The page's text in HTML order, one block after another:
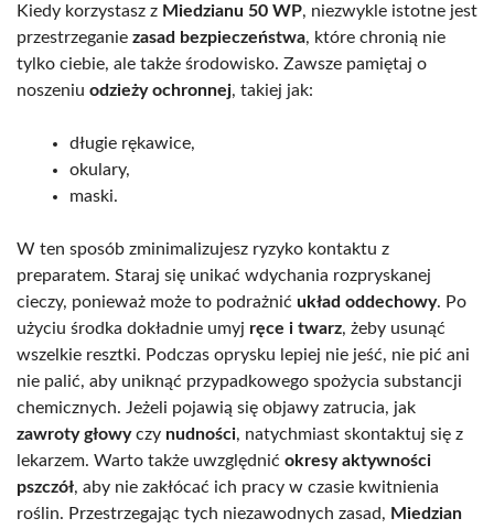
Kiedy korzystasz z Miedzianu 50 WP, niezwykle istotne jest
przestrzeganie zasad bezpieczeństwa, które chronią nie
tylko ciebie, ale także środowisko. Zawsze pamiętaj o
noszeniu odzieży ochronnej, takiej jak:
długie rękawice,
okulary,
maski.
W ten sposób zminimalizujesz ryzyko kontaktu z
preparatem. Staraj się unikać wdychania rozpryskanej
cieczy, ponieważ może to podrażnić układ oddechowy. Po
użyciu środka dokładnie umyj ręce i twarz, żeby usunąć
wszelkie resztki. Podczas oprysku lepiej nie jeść, nie pić ani
nie palić, aby uniknąć przypadkowego spożycia substancji
chemicznych. Jeżeli pojawią się objawy zatrucia, jak
zawroty głowyczy nudności, natychmiast skontaktuj się z
lekarzem. Warto także uwzględnić okresy aktywności
pszczół, aby nie zakłócać ich pracy w czasie kwitnienia
roślin. Przestrzegając tych niezawodnych zasad, Miedzian